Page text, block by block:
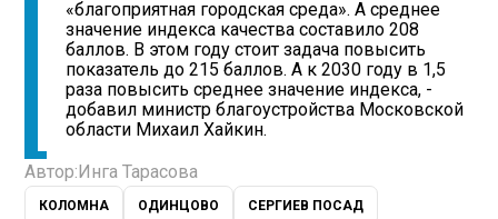
«благоприятная городская среда». А среднее
значение индекса качества составило 208
баллов. В этом году стоит задача повысить
показатель до 215 баллов. А к 2030 году в 1,5
раза повысить среднее значение индекса, -
добавил министр благоустройства Московской
области Михаил Хайкин.
Автор:Инга Тарасова
КОЛОМНА ОДИНЦОВО СЕРГИЕВ ПОСАД